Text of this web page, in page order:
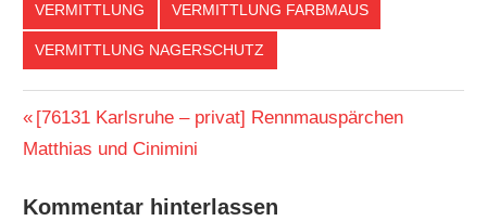
VERMITTLUNG VERMITTLUNG FARBMAUS
VERMITTLUNG NAGERSCHUTZ
Post
Vorheriger
Beitrag:
[76131 Karlsruhe – privat] Rennmauspärchen
Matthias und Cinimini
Kommentar hinterlassen